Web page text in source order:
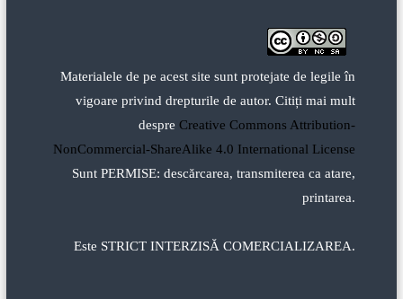
Materialele de pe acest site sunt protejate de legile în
vigoare privind drepturile de autor. Citiți mai mult
despreCreative Commons Attribution-
NonCommercial-ShareAlike 4.0 International License
Sunt PERMISE: descărcarea, transmiterea ca atare,
printarea.
Este STRICT INTERZISĂ COMERCIALIZAREA.